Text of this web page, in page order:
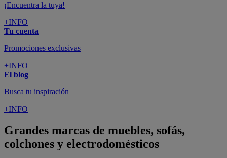
¡Encuentra la tuya!
+INFO
Tu cuenta
Promociones exclusivas
+INFO
El blog
Busca tu inspiración
+INFO
Grandes marcas de muebles, sofás,
colchones y electrodomésticos